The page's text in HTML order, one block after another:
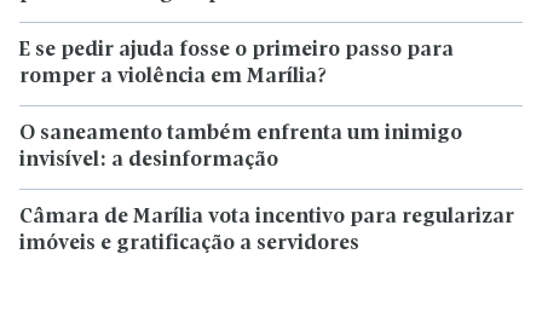
E se pedir ajuda fosse o primeiro passo para
romper a violência em Marília?
O saneamento também enfrenta um inimigo
invisível: a desinformação
Câmara de Marília vota incentivo para regularizar
imóveis e gratificação a servidores